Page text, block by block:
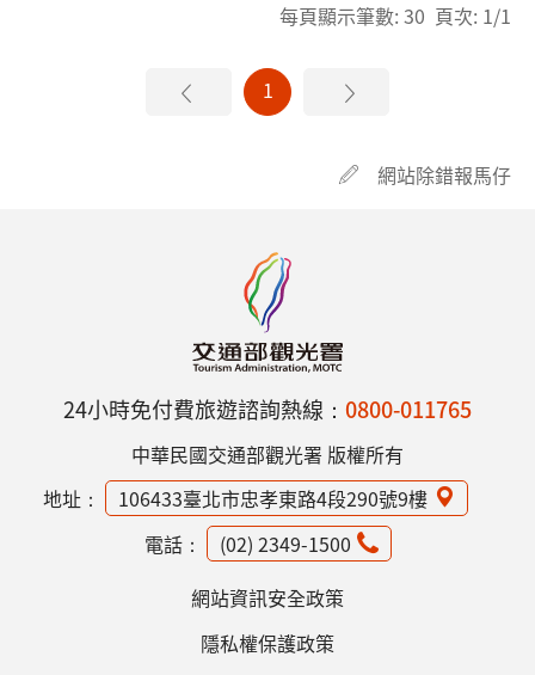
每頁顯示筆數: 30 頁次: 1/1
1
網站除錯報馬仔
24小時免付費旅遊諮詢熱線： 0800-011765
中華民國交通部觀光署 版權所有
地址：
106433臺北市忠孝東路4段290號9樓
電話：
(02) 2349-1500
網站資訊安全政策
隱私權保護政策